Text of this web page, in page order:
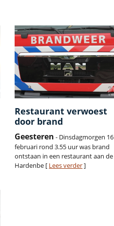
Restaurant verwoest
door brand
Geesteren - Dinsdagmorgen 16
februari rond 3.55 uur was brand
ontstaan in een restaurant aan de
Hardenbe [ Lees verder]